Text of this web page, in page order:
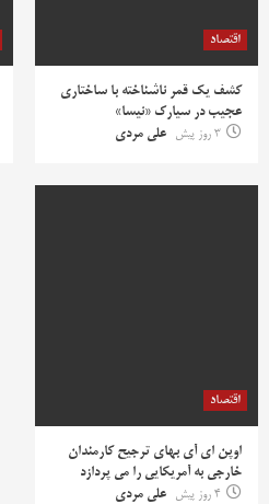
اقتصاد
کشف یک قمر ناشناخته با ساختاری
عجیب در سیارک «نیسا»
3 روز پیش
علی مردی
اقتصاد
اوپن ای آی بهای ترجیح کارمندان
خارجی به آمریکایی را می پردازد
4 روز پیش
علی مردی